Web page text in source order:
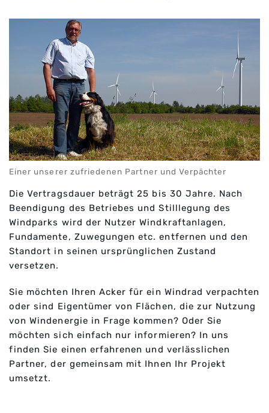
Einer unserer zufriedenen Partner und Verpächter
Die Vertragsdauer beträgt 25 bis 30 Jahre. Nach
Beendigung des Betriebes und Stilllegung des
Windparks wird der Nutzer Windkraftanlagen,
Fundamente, Zuwegungen etc. entfernen und den
Standort in seinen ursprünglichen Zustand
versetzen.
Sie möchten Ihren Acker für ein Windrad verpachten
oder sind Eigentümer von Flächen, die zur Nutzung
von Windenergie in Frage kommen? Oder Sie
möchten sich einfach nur informieren? In uns
finden Sie einen erfahrenen und verlässlichen
Partner, der gemeinsam mit Ihnen Ihr Projekt
umsetzt.